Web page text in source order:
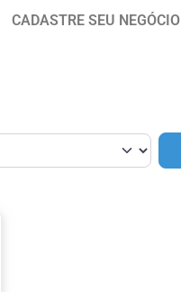
CADASTRE SEU NEGÓCIO
como Favorito